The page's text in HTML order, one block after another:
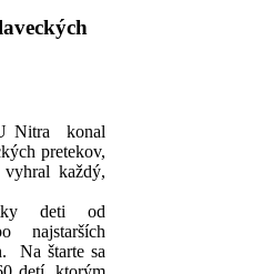
Nitra konal
pretekov,
každý,
deti od
najstarších
Na štarte sa